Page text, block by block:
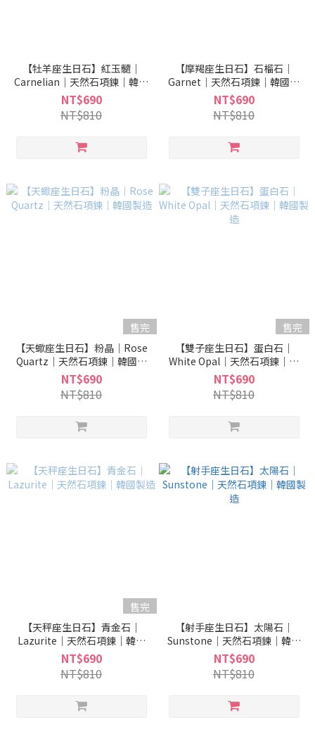
【牡羊座生日石】紅玉髓｜
Carnelian｜天然石項鍊｜韓國
製造
NT$690
NT$810
【摩羯座生日石】石榴石｜
Garnet｜天然石項鍊｜韓國製
造
NT$690
NT$810
售完
【天蠍座生日石】粉晶｜Rose
Quartz｜天然石項鍊｜韓國製
造
NT$690
NT$810
售完
【雙子座生日石】蛋白石｜
White Opal｜天然石項鍊｜韓
國製造
NT$690
NT$810
售完
【天秤座生日石】青金石｜
Lazurite｜天然石項鍊｜韓國
製造
NT$690
NT$810
【射手座生日石】太陽石｜
Sunstone｜天然石項鍊｜韓國
製造
NT$690
NT$810